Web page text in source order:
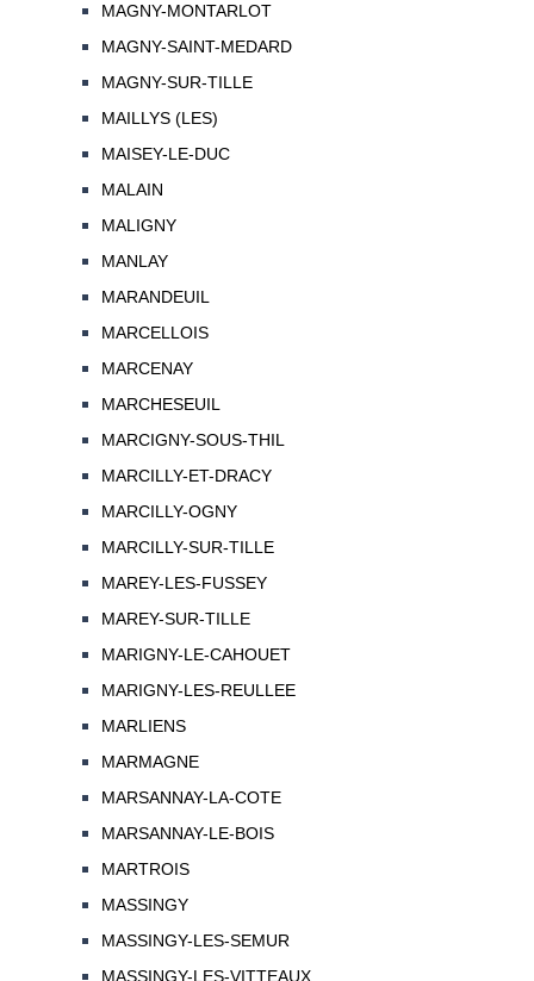
MAGNY-MONTARLOT
MAGNY-SAINT-MEDARD
MAGNY-SUR-TILLE
MAILLYS (LES)
MAISEY-LE-DUC
MALAIN
MALIGNY
MANLAY
MARANDEUIL
MARCELLOIS
MARCENAY
MARCHESEUIL
MARCIGNY-SOUS-THIL
MARCILLY-ET-DRACY
MARCILLY-OGNY
MARCILLY-SUR-TILLE
MAREY-LES-FUSSEY
MAREY-SUR-TILLE
MARIGNY-LE-CAHOUET
MARIGNY-LES-REULLEE
MARLIENS
MARMAGNE
MARSANNAY-LA-COTE
MARSANNAY-LE-BOIS
MARTROIS
MASSINGY
MASSINGY-LES-SEMUR
MASSINGY-LES-VITTEAUX